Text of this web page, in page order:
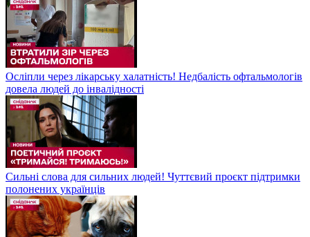
Осліпли через лікарську халатність! Недбалість офтальмологів
довела людей до інвалідності
Сильні слова для сильних людей! Чуттєвий проєкт підтримки
полонених українців